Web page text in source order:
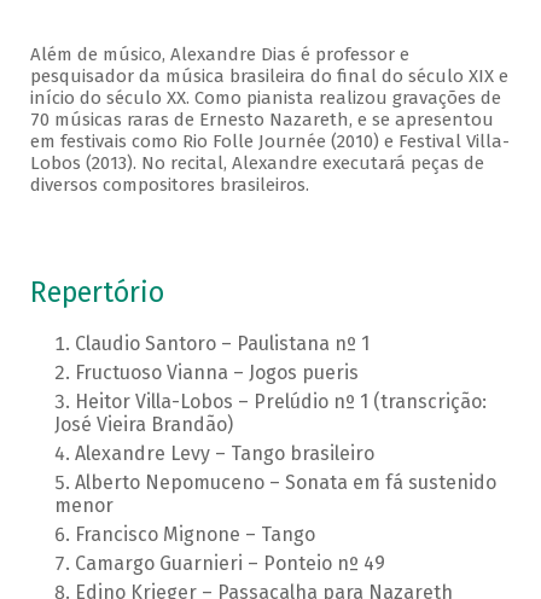
Além de músico, Alexandre Dias é professor e
pesquisador da música brasileira do final do século XIX e
início do século XX. Como pianista realizou gravações de
70 músicas raras de Ernesto Nazareth, e se apresentou
em festivais como Rio Folle Journée (2010) e Festival Villa-
Lobos (2013). No recital, Alexandre executará peças de
diversos compositores brasileiros.
Repertório
Claudio Santoro – Paulistana nº 1
Fructuoso Vianna – Jogos pueris
Heitor Villa-Lobos – Prelúdio nº 1 (transcrição:
José Vieira Brandão)
Alexandre Levy – Tango brasileiro
Alberto Nepomuceno – Sonata em fá sustenido
menor
Francisco Mignone – Tango
Camargo Guarnieri – Ponteio nº 49
Edino Krieger – Passacalha para Nazareth